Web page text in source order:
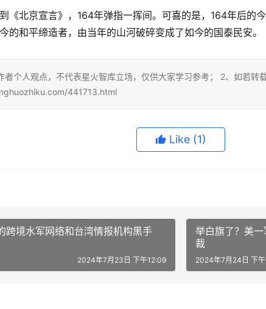
《北京宣言》，164年弹指一挥间。可喜的是，164年后的
的和平缔造者，由当年的山河破碎变成了如今的国泰民安。
者个人观点，不代表星火智库立场，仅供大家学习参考； 2、如若转
441713.html
Like (1)
跨境水军网络和台湾情报机构黑手
2024年7月23日 下午12:09
举白旗了？美
裁
2024年7月24日 下